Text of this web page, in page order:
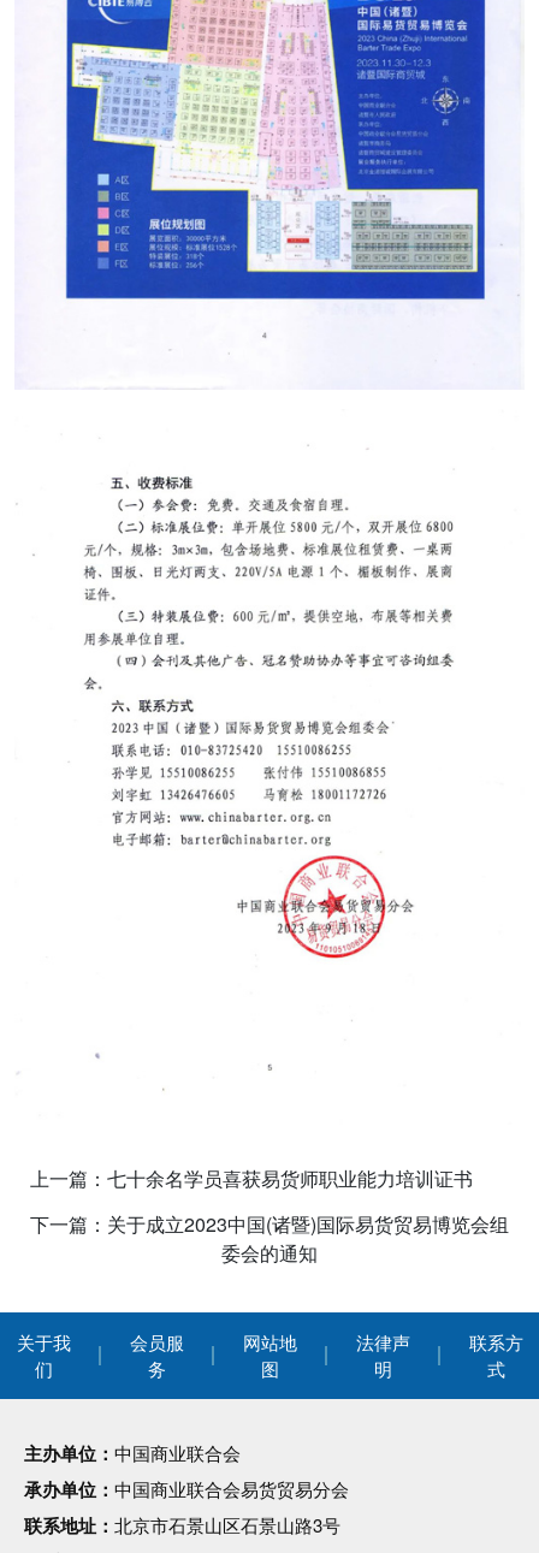
上一篇：七十余名学员喜获易货师职业能力培训证书
下一篇：关于成立2023中国(诸暨)国际易货贸易博览会组
委会的通知
关于我
们
会员服
务
网站地
图
法律声
明
联系方
式
主办单位： 中国商业联合会
承办单位： 中国商业联合会易货贸易分会
联系地址： 北京市石景山区石景山路3号